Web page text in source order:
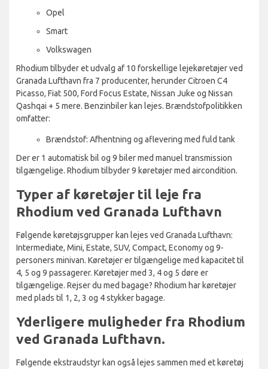
Opel
Smart
Volkswagen
Rhodium tilbyder et udvalg af 10 forskellige lejekøretøjer ved
Granada Lufthavn fra 7 producenter, herunder Citroen C4
Picasso, Fiat 500, Ford Focus Estate, Nissan Juke og Nissan
Qashqai + 5 mere. Benzinbiler kan lejes. Brændstofpolitikken
omfatter:
Brændstof: Afhentning og aflevering med fuld tank
Der er 1 automatisk bil og 9 biler med manuel transmission
tilgængelige. Rhodium tilbyder 9 køretøjer med aircondition.
Typer af køretøjer til leje fra
Rhodium ved Granada Lufthavn
Følgende køretøjsgrupper kan lejes ved Granada Lufthavn:
Intermediate, Mini, Estate, SUV, Compact, Economy og 9-
personers minivan. Køretøjer er tilgængelige med kapacitet til
4, 5 og 9 passagerer. Køretøjer med 3, 4 og 5 døre er
tilgængelige. Rejser du med bagage? Rhodium har køretøjer
med plads til 1, 2, 3 og 4 stykker bagage.
Yderligere muligheder fra Rhodium
ved Granada Lufthavn.
Følgende ekstraudstyr kan også lejes sammen med et køretøj